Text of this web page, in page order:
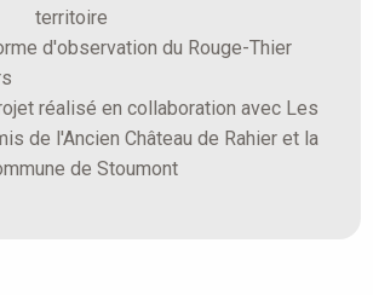
territoire
d'observation du Rouge-Thier
réalisé en collaboration avec Les
de l'Ancien Château de Rahier et la
de Stoumont